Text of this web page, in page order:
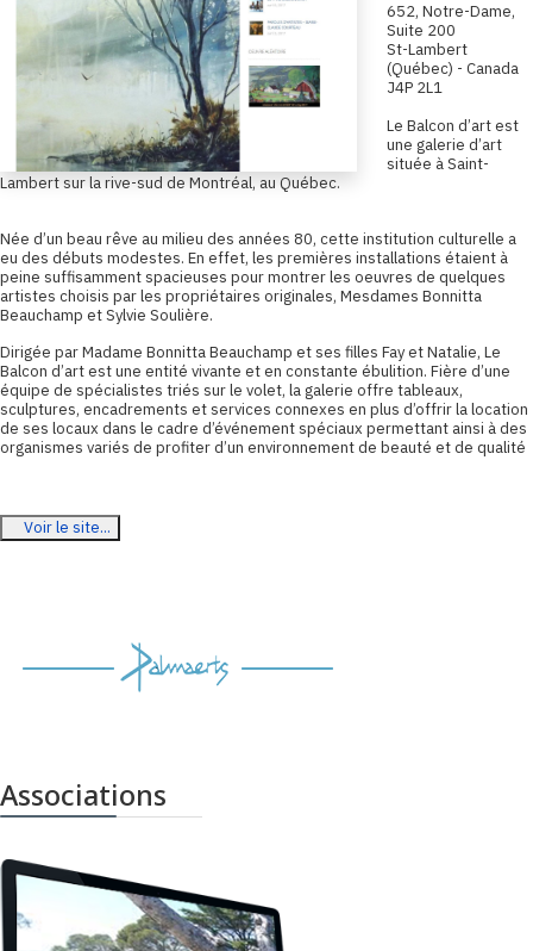
652, Notre-Dame,
Suite 200
St-Lambert
(Québec) - Canada
J4P 2L1
Le Balcon d’art est
une galerie d’art
située à Saint-
Lambert sur la rive-sud de Montréal, au Québec.
Née d’un beau rêve au milieu des années 80, cette institution culturelle a
eu des débuts modestes. En effet, les premières installations étaient à
peine suffisamment spacieuses pour montrer les oeuvres de quelques
artistes choisis par les propriétaires originales, Mesdames Bonnitta
Beauchamp et Sylvie Soulière.
Dirigée par Madame Bonnitta Beauchamp et ses filles Fay et Natalie, Le
Balcon d’art est une entité vivante et en constante ébulition. Fière d’une
équipe de spécialistes triés sur le volet, la galerie offre tableaux,
sculptures, encadrements et services connexes en plus d’offrir la location
de ses locaux dans le cadre d’événement spéciaux permettant ainsi à des
organismes variés de profiter d’un environnement de beauté et de qualité
Voir le site...
Associations